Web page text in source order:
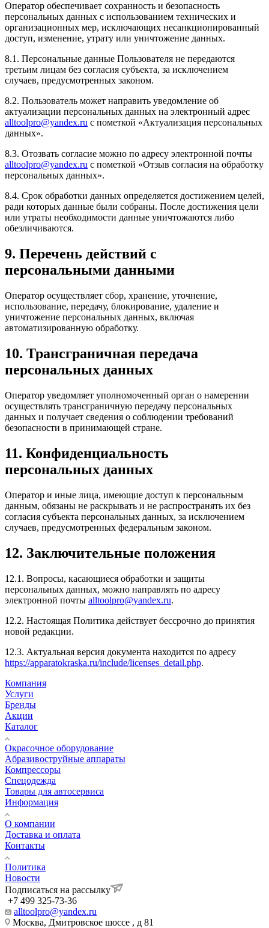
Оператор обеспечивает сохранность и безопасность
персональных данных с использованием технических и
организационных мер, исключающих несанкционированный
доступ, изменение, утрату или уничтожение данных.
8.1. Персональные данные Пользователя не передаются
третьим лицам без согласия субъекта, за исключением
случаев, предусмотренных законом.
8.2. Пользователь может направить уведомление об
актуализации персональных данных на электронный адрес
alltoolpro@yandex.ru с пометкой «Актуализация персональных
данных».
8.3. Отозвать согласие можно по адресу электронной почты
alltoolpro@yandex.ru с пометкой «Отзыв согласия на обработку
персональных данных».
8.4. Срок обработки данных определяется достижением целей,
ради которых данные были собраны. После достижения цели
или утраты необходимости данные уничтожаются либо
обезличиваются.
9. Перечень действий с
персональными данными
Оператор осуществляет сбор, хранение, уточнение,
использование, передачу, блокирование, удаление и
уничтожение персональных данных, включая
автоматизированную обработку.
10. Трансграничная передача
персональных данных
Оператор уведомляет уполномоченный орган о намерении
осуществлять трансграничную передачу персональных
данных и получает сведения о соблюдении требований
безопасности в принимающей стране.
11. Конфиденциальность
персональных данных
Оператор и иные лица, имеющие доступ к персональным
данным, обязаны не раскрывать и не распространять их без
согласия субъекта персональных данных, за исключением
случаев, предусмотренных федеральным законом.
12. Заключительные положения
12.1. Вопросы, касающиеся обработки и защиты
персональных данных, можно направлять по адресу
электронной почты alltoolpro@yandex.ru.
12.2. Настоящая Политика действует бессрочно до принятия
новой редакции.
12.3. Актуальная версия документа находится по адресу
https://apparatokraska.ru/include/licenses_detail.php.
Компания
Услуги
Бренды
Акции
Каталог
Окрасочное оборудование
Aбразивоструйные аппараты
Компрессоры
Спецодежда
Товары для автосервиса
Информация
О компании
Доставка и оплата
Контакты
Политика
Новости
Подписаться на рассылку
+7 499 325-73-36
alltoolpro@yandex.ru
Москва, Дмитровское шоссе , д 81